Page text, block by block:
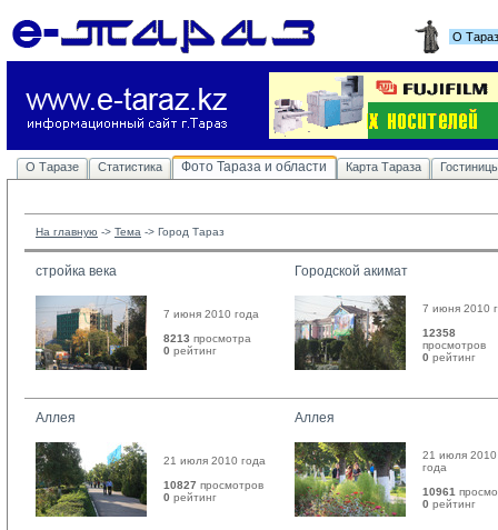
О
О Таразе Статистика Фото Тараза и области Карта Тараза
На главную -> Тема -> Город Тараз
стройка века
7 июня 2010 года
8213 просмотра
0 рейтинг
Городской акимат
7 июня 2010
12358
просмотров
0 рейтинг
Аллея
21 июля 2010 года
10827 просмотров
0 рейтинг
Аллея
21 июля 2010
года
10961
0 рейтинг